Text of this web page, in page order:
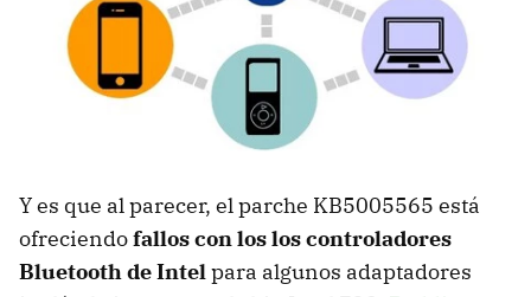
Y es que al parecer, el parche KB5005565 está
ofreciendofallos con los los controladores
Bluetooth de Intelpara algunos adaptadores